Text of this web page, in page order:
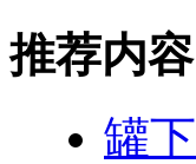
推荐内容
罐